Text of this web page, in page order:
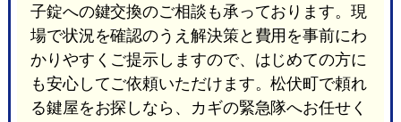
子錠への鍵交換のご相談も承っております。現
場で状況を確認のうえ解決策と費用を事前にわ
かりやすくご提示しますので、はじめての方に
も安心してご依頼いただけます。松伏町で頼れ
る鍵屋をお探しなら、カギの緊急隊へお任せく